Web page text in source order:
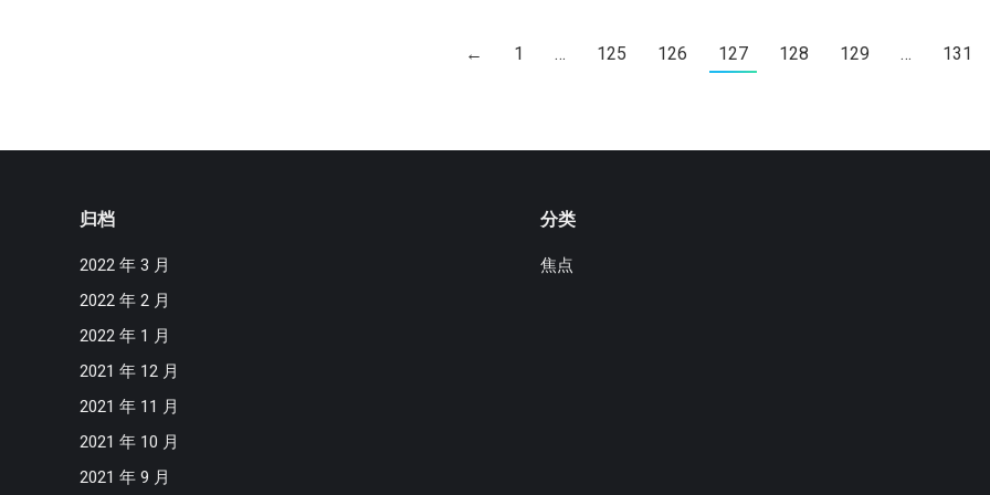
← 1 … 125 126 127 128 129 … 131
归档
2022 年 3 月
2022 年 2 月
2022 年 1 月
2021 年 12 月
2021 年 11 月
2021 年 10 月
2021 年 9 月
分类
焦点